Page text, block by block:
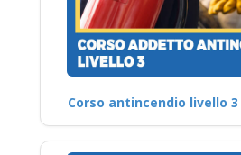
Corso antincendio livello